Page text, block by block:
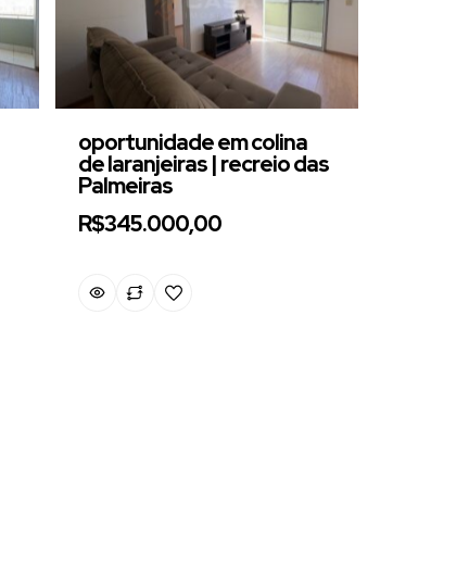
oportunidade em colina
de laranjeiras | recreio das
Palmeiras
R$345.000,00